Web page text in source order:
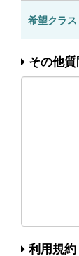
希望クラス
その他質
利用規約